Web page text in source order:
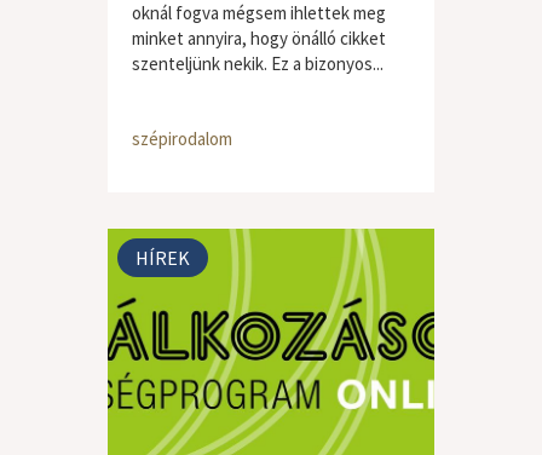
oknál fogva mégsem ihlettek meg
minket annyira, hogy önálló cikket
szenteljünk nekik. Ez a bizonyos...
szépirodalom
HÍREK